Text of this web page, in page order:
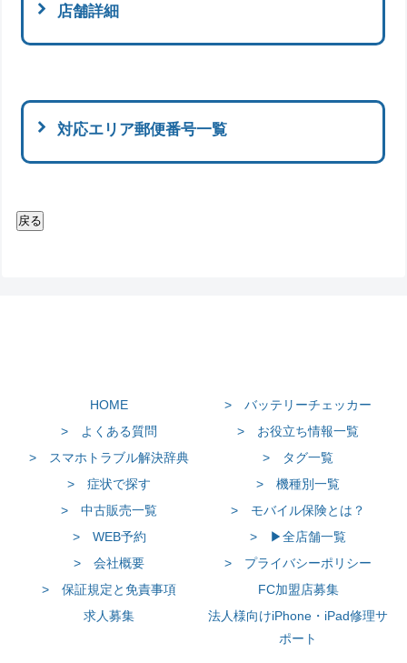
店舗詳細
対応エリア郵便番号一覧
HOME
> バッテリーチェッカー
> よくある質問
> お役立ち情報一覧
> スマホトラブル解決辞典
> タグ一覧
> 症状で探す
> 機種別一覧
> 中古販売一覧
> モバイル保険とは？
> WEB予約
> ▶全店舗一覧
> 会社概要
> プライバシーポリシー
> 保証規定と免責事項
FC加盟店募集
求人募集
法人様向けiPhone・iPad修理サ
ポート